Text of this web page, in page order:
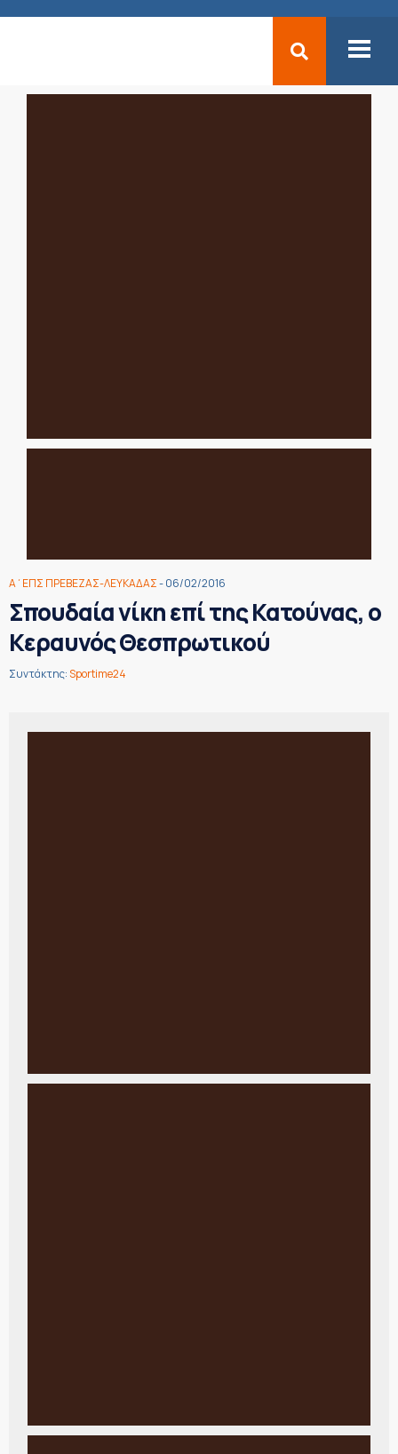
Α΄ΕΠΣ ΠΡΕΒΕΖΑΣ-ΛΕΥΚΑΔΑΣ- 06/02/2016
Σπουδαία νίκη επί της Κατούνας, ο
Κεραυνός Θεσπρωτικού
Συντάκτης:Sportime24